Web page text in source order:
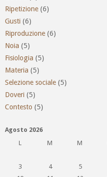
Ripetizione (6)
Gusti (6)
Riproduzione (6)
Noia (5)
Fisiologia (5)
Materia (5)
Selezione sociale (5)
Doveri (5)
Contesto (5)
Agosto 2026
L
M M
3
4 5